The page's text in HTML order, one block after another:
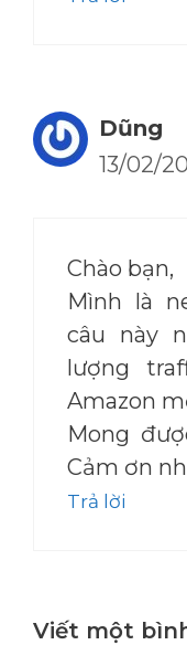
Dũng
13/02/
Chào bạn,
Mình là
câu này
lượng
Amazon
Mong
Cảm ơn
Trả lời
Viết một